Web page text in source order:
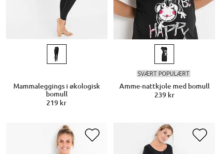
Mammaleggings i økologisk
bomull
219 kr
SVÆRT POPULÆRT
Amme-nattkjole med bomull
239 kr